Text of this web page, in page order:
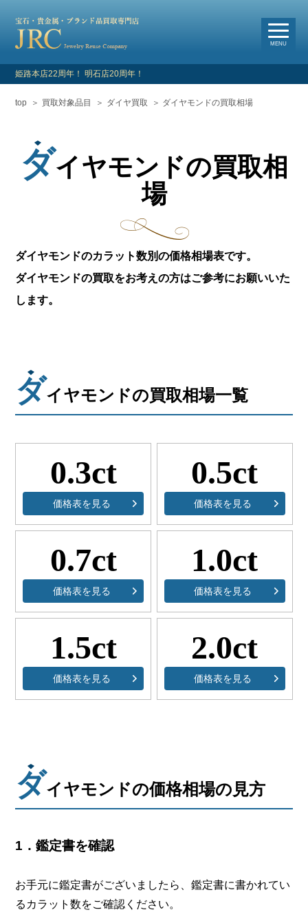
MENU
選べる買取・査定方法
新着情報
買取対象品目
店舗情報・アクセス
姫路本店へ電話で問い合わせる
姫路本店22周年！ 明石店20周年！
top 買取対象品目 ダイヤ買取 ダイヤモンドの買取相場
ダイヤモンドの買取相
場
ダイヤモンドのカラット数別の価格相場表です。
ダイヤモンドの買取をお考えの方はご参考にお願いいた
します。
ダイヤモンドの買取相場一覧
0.3ct
価格表を見る
0.5ct
価格表を見る
0.7ct
価格表を見る
1.0ct
価格表を見る
1.5ct
価格表を見る
2.0ct
価格表を見る
ダイヤモンドの価格相場の見方
1．鑑定書を確認
お手元に鑑定書がございましたら、鑑定書に書かれてい
るカラット数をご確認ください。